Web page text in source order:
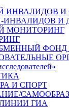
ИНВАЛИДОВ И
ИНВАЛИДОВ И
МОНИТОРИНГ
ФОНД
И СПОРТ
ГИА